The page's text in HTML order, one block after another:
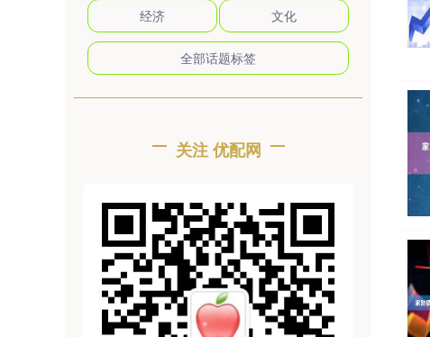
经济 文化
全部话题标签
关注 优配网